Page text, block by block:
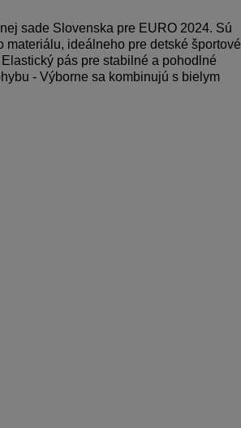
sade Slovenska pre EURO 2024. Sú
ideálneho pre detské športové
pás pre stabilné a pohodlné
- Výborne sa kombinujú s bielym